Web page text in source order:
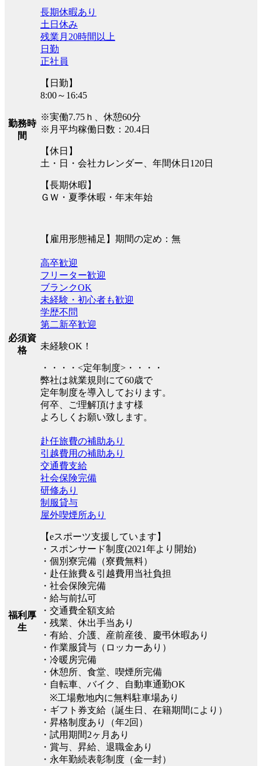
勤務時
間
長期休暇あり
土日休み
残業月20時間以上
日勤
正社員
【日勤】
8:00～16:45
※実働7.75ｈ、休憩60分
※月平均稼働日数：20.4日
【休日】
土・日・会社カレンダー、年間休日120日
【長期休暇】
ＧＷ・夏季休暇・年末年始
【雇用形態補足】期間の定め：無
必須資
格
高卒歓迎
フリーター歓迎
ブランクOK
未経験・初心者も歓迎
学歴不問
第二新卒歓迎
未経験OK！
・・・・<定年制度>・・・・
弊社は就業規則にて60歳で
定年制度を導入しております。
何卒、ご理解頂けます様
よろしくお願い致します。
福利厚
生
赴任旅費の補助あり
引越費用の補助あり
交通費支給
社会保険完備
研修あり
制服貸与
屋外喫煙所あり
【eスポーツ支援しています】
・スポンサード制度(2021年より開始)
・個別寮完備（寮費無料）
・赴任旅費＆引越費用当社負担
・社会保険完備
・給与前払可
・交通費全額支給
・残業、休出手当あり
・有給、介護、産前産後、慶弔休暇あり
・作業服貸与（ロッカーあり）
・冷暖房完備
・休憩所、食堂、喫煙所完備
・自転車、バイク、自動車通勤OK
※工場敷地内に無料駐車場あり
・ギフト券支給（誕生日、在籍期間により）
・昇格制度あり（年2回）
・試用期間2ヶ月あり
・賞与、昇給、退職金あり
・永年勤続表彰制度（金一封）